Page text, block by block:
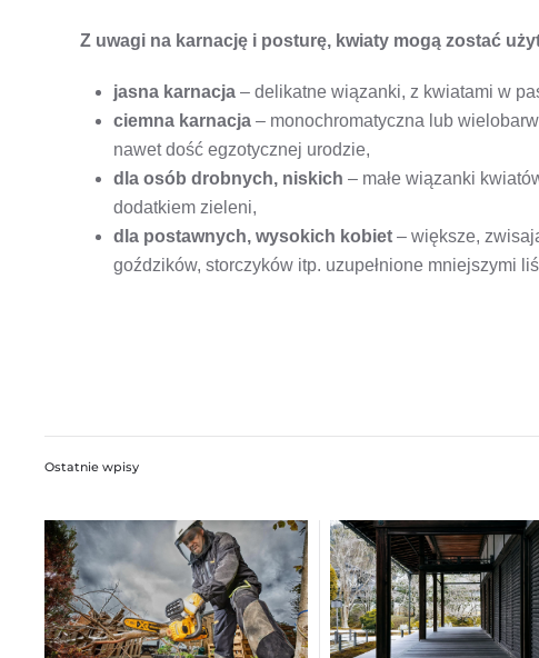
Z uwagi na karnację i posturę, kwiaty mogą zostać
jasna karnacja – delikatne wiązanki, z kwiatami w
ciemna karnacja – monochromatyczna lub
nawet dość egzotycznej urodzie,
dla osób drobnych, niskich – małe wiązanki
dodatkiem zieleni,
dla postawnych, wysokich kobiet – większe,
goździków, storczyków itp. uzupełnione mniejszymi
Ostatnie wpisy